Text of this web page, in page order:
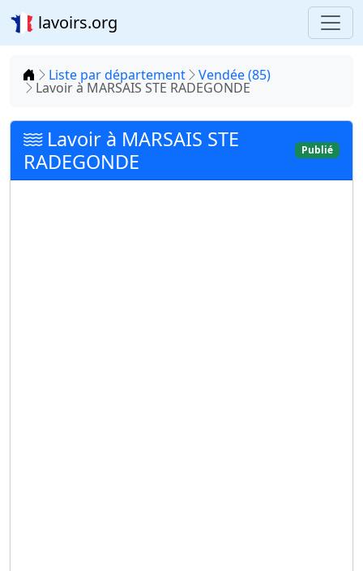
lavoirs.org
Accueil
Liste par département Vendée (85)
Lavoir à MARSAIS STE RADEGONDE
Lavoir à MARSAIS STE
RADEGONDE
Publié